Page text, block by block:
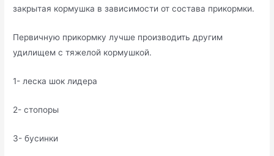
закрытая кормушка в зависимости от состава прикормки.
Первичную прикормку лучше производить другим
удилищем с тяжелой кормушкой.
1- леска шок лидера
2- стопоры
3- бусинки